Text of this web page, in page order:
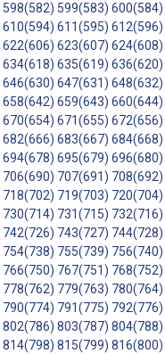
598(582) 599(583) 600(584)
610(594) 611(595) 612(596)
622(606) 623(607) 624(608)
634(618) 635(619) 636(620)
646(630) 647(631) 648(632)
658(642) 659(643) 660(644)
670(654) 671(655) 672(656)
682(666) 683(667) 684(668)
694(678) 695(679) 696(680)
706(690) 707(691) 708(692)
718(702) 719(703) 720(704)
730(714) 731(715) 732(716)
742(726) 743(727) 744(728)
754(738) 755(739) 756(740)
766(750) 767(751) 768(752)
778(762) 779(763) 780(764)
790(774) 791(775) 792(776)
802(786) 803(787) 804(788)
814(798) 815(799) 816(800)